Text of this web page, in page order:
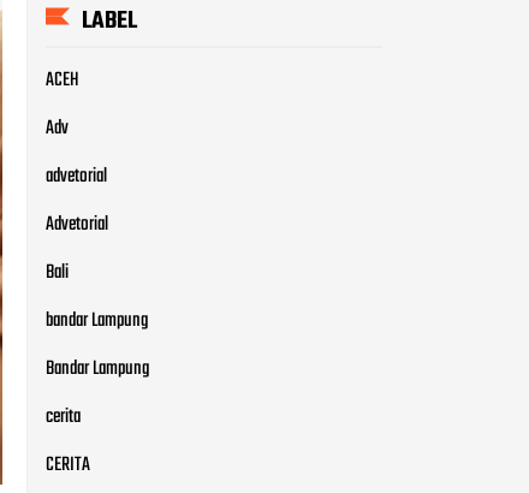
LABEL
ACEH
Adv
advetorial
Advetorial
Bali
bandar Lampung
Bandar Lampung
cerita
CERITA